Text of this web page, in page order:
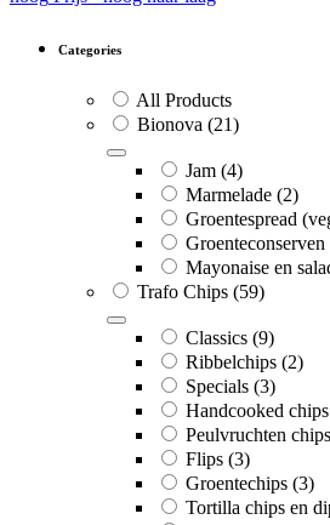
Categories
All Products
Bionova (21)
Jam (4)
Marmelade (2)
Groentespread
Groenteconserven
Mayonaise en
Trafo Chips (59)
Classics (9)
Ribbelchips (2)
Specials (3)
Handcooked chips
Peulvruchten chips
Flips (3)
Groentechips (3)
Tortilla chips en